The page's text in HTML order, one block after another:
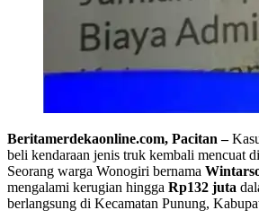
Beritamerdekaonline.com, Pacitan –
beli kendaraan jenis truk kembali mencuat
Seorang warga Wonogiri bernama
mengalami kerugian hingga Rp132 juta
berlangsung di Kecamatan Punung,